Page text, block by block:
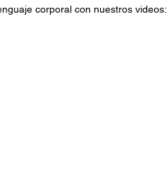
corporal con nuestros videos: